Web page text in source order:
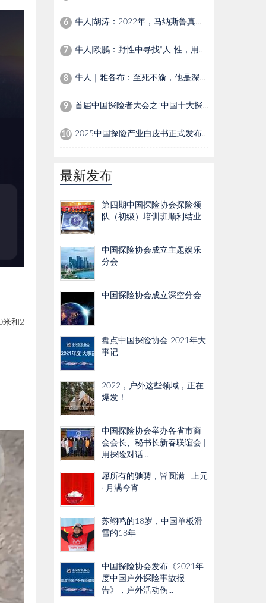
米和2
6 牛人|胡涛：2022年，马纳斯鲁真假顶之间的进退
7 牛人|欧鹏：野性中寻找“人”性，用镜头讲述自然界生灵温情故事
8 牛人｜雅各布：至死不渝，他是深海下的夏尔巴人
9 首届中国探险者大会之“中国十大探险家”
10 2025中国探险产业白皮书正式发布：Z世代成消费主力，催生户外探险新生态
最新发布
第四期中国探险协会探险领
队（初级）培训班顺利结业
中国探险协会成立主题娱乐
分会
中国探险协会成立深空分会
盘点中国探险协会 2021年大
事记
2022，户外这些领域，正在
爆发！
中国探险协会举办各省市商
会会长、秘书长新春联谊会 |
用探险对话...
愿所有的驰骋，皆圆满 | 上元
· 月满今宵
苏翊鸣的18岁，中国单板滑
雪的18年
中国探险协会发布《2021年
度中国户外探险事故报
告》，户外活动伤...